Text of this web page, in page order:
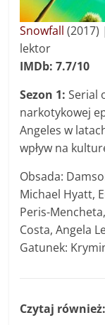
Snowfall (2017)
lektor
IMDb: 7.7/10
Sezon 1: Serial
narkotykowej
Angeles w
wpływ na
Obsada:
Michael Hyatt,
Peris-
Costa, Angela
Gatunek:
Czytaj również: